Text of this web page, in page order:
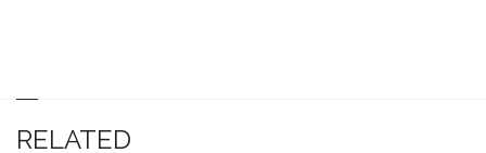
RELATED